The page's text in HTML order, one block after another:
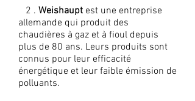
2 . Weishaupt est une entreprise
allemande qui produit des
chaudières à gaz et à fioul depuis
plus de 80 ans. Leurs produits sont
connus pour leur efficacité
énergétique et leur faible émission de
polluants.